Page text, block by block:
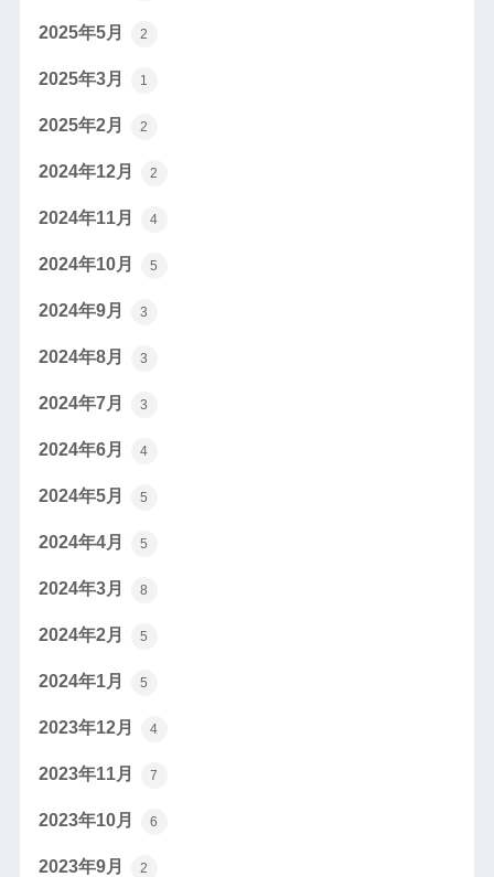
2025年5月 2
2025年3月 1
2025年2月 2
2024年12月 2
2024年11月 4
2024年10月 5
2024年9月 3
2024年8月 3
2024年7月 3
2024年6月 4
2024年5月 5
2024年4月 5
2024年3月 8
2024年2月 5
2024年1月 5
2023年12月 4
2023年11月 7
2023年10月 6
2023年9月 2